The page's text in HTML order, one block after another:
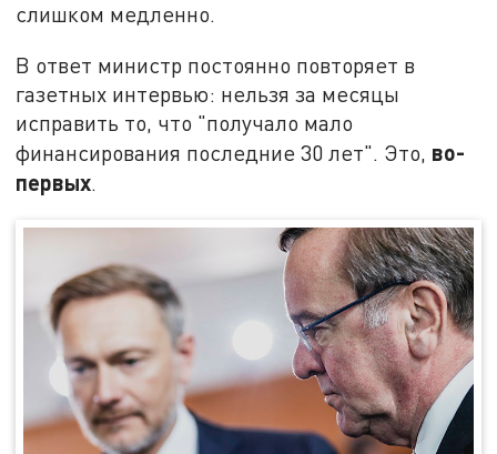
слишком медленно.
В ответ министр постоянно повторяет в
газетных интервью: нельзя за месяцы
исправить то, что "получало мало
финансирования последние 30 лет". Это, во-
первых.